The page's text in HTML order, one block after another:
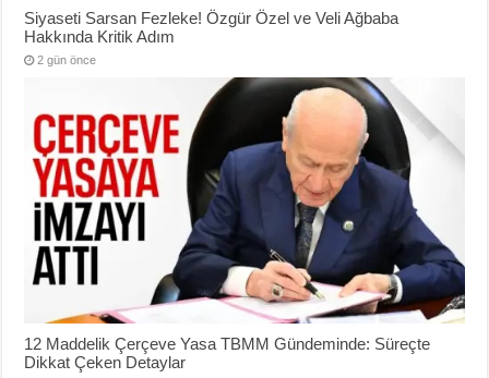
Siyaseti Sarsan Fezleke! Özgür Özel ve Veli Ağbaba
Hakkında Kritik Adım
2 gün önce
12 Maddelik Çerçeve Yasa TBMM Gündeminde: Süreçte
Dikkat Çeken Detaylar